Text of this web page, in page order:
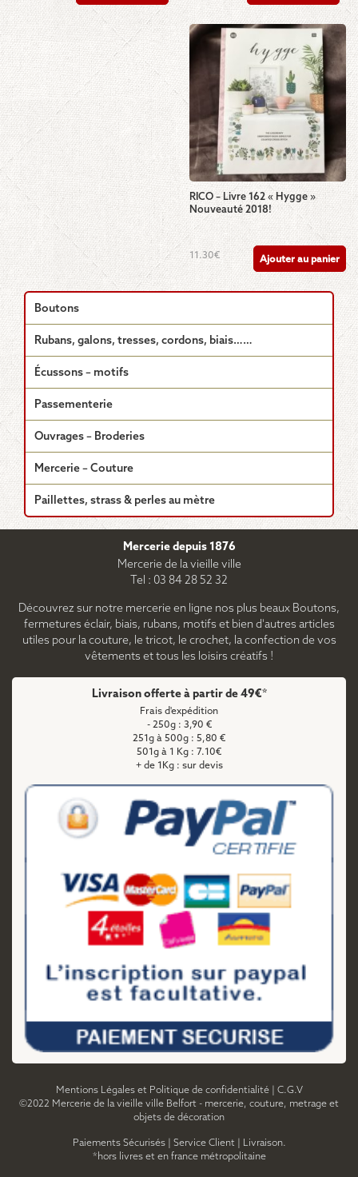
RICO – Livre 162 « Hygge »
Nouveauté 2018!
11.30€ Ajouter au panier
Boutons
Rubans, galons, tresses, cordons, biais……
Écussons – motifs
Passementerie
Ouvrages – Broderies
Mercerie – Couture
Paillettes, strass & perles au mètre
Mercerie depuis 1876
Mercerie de la vieille ville
Tel : 03 84 28 52 32
Découvrez sur notre mercerie en ligne nos plus beaux Boutons,
fermetures éclair, biais, rubans, motifs et bien d'autres articles
utiles pour la couture, le tricot, le crochet, la confection de vos
vêtements et tous les loisirs créatifs !
Livraison offerte à partir de 49€*
Frais d'expédition
- 250g : 3,90 €
251g à 500g : 5,80 €
501g à 1 Kg : 7.10€
+ de 1Kg : sur devis
Mentions Légales et Politique de confidentialité| C.G.V
©2022 Mercerie de la vieille ville Belfort - mercerie, couture, metrage et
objets de décoration
Paiements Sécurisés| Service Client | Livraison.
*hors livres et en france métropolitaine